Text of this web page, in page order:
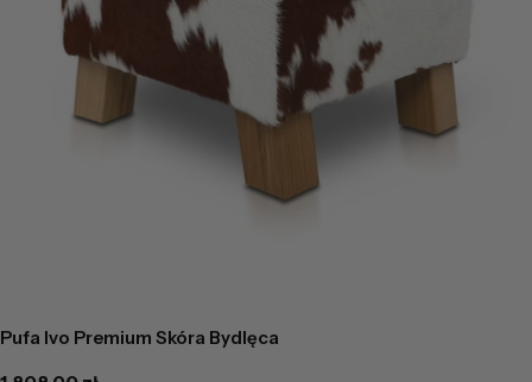
Pufa Ivo Premium Skóra Bydlęca